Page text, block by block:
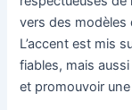
vers des
L’accent est mis
fiables, mais
et promouvoir